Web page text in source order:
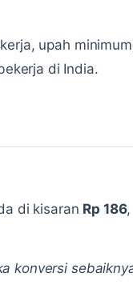
upah
di India.
di kisaran Rp 186
konversi